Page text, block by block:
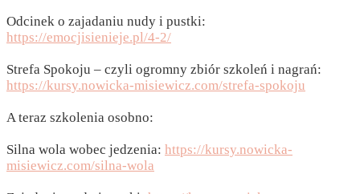
Odcinek o zajadaniu nudy i pustki:
https://emocjisienieje.pl/4-2/
Strefa Spokoju – czyli ogromny zbiór szkoleń i nagrań:
https://kursy.nowicka-misiewicz.com/strefa-spokoju
A teraz szkolenia osobno:
Silna wola wobec jedzenia: https://kursy.nowicka-
misiewicz.com/silna-wola